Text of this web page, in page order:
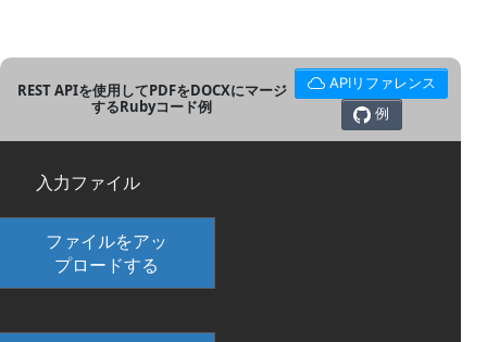
REST APIを使用してPDFをDOCXにマージ
するRubyコード例
APIリファレンス
例
入力ファイル
ファイルをアッ
プロードする